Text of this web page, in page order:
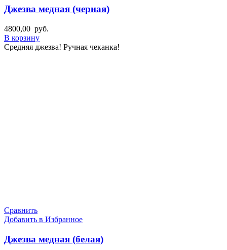
Джезва медная (черная)
4800,00 руб.
В корзину
Средняя джезва! Ручная чеканка!
Сравнить
Добавить в Избранное
Джезва медная (белая)